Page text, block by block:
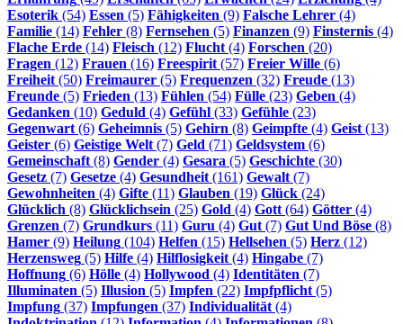
Esoterik (54) Essen (5) Fähigkeiten (9) Falsche Lehrer (4)
Familie (14) Fehler (8) Fernsehen (5) Finanzen (9) Finsternis (4)
Flache Erde (14) Fleisch (12) Flucht (4) Forschen (20)
Fragen (12) Frauen (16) Freespirit (57) Freier Wille (6)
Freiheit (50) Freimaurer (5) Frequenzen (32) Freude (13)
Freunde (5) Frieden (13) Fühlen (54) Fülle (23) Geben (4)
Gedanken (10) Geduld (4) Gefühl (33) Gefühle (23)
Gegenwart (6) Geheimnis (5) Gehirn (8) Geimpfte (4) Geist (13)
Geister (6) Geistige Welt (7) Geld (71) Geldsystem (6)
Gemeinschaft (8) Gender (4) Gesara (5) Geschichte (30)
Gesetz (7) Gesetze (4) Gesundheit (161) Gewalt (7)
Gewohnheiten (4) Gifte (11) Glauben (19) Glück (24)
Glücklich (8) Glücklichsein (25) Gold (4) Gott (64) Götter (4)
Grenzen (7) Grundkurs (11) Guru (4) Gut (7) Gut Und Böse (8)
Hamer (9) Heilung (104) Helfen (15) Hellsehen (5) Herz (12)
Herzensweg (5) Hilfe (4) Hilflosigkeit (4) Hingabe (7)
Hoffnung (6) Hölle (4) Hollywood (4) Identitäten (7)
Illuminaten (5) Illusion (5) Impfen (22) Impfpflicht (5)
Impfung (37) Impfungen (37) Individualität (4)